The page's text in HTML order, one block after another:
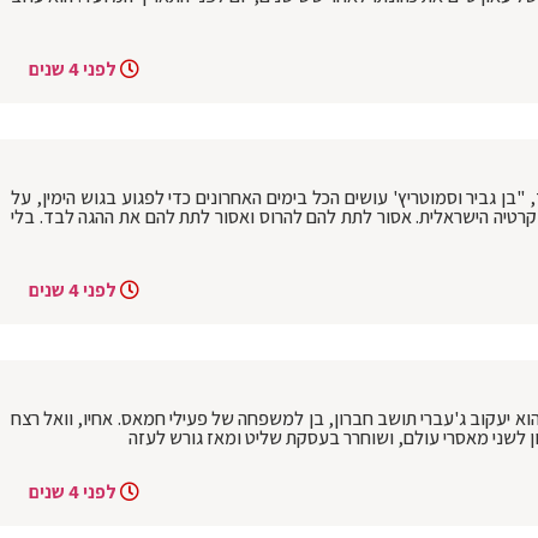
לפני 4 שנים
שקד, "בן גביר וסמוטריץ' עושים הכל בימים האחרונים כדי לפגוע בגוש הימין, על
הישראלית. אסור לתת להם להרוס ואסור לתת להם את ההגה לבד. בלי
לפני 4 שנים
יעקוב ג'עברי תושב חברון, בן למשפחה של פעילי חמאס. אחיו, וואל רצח
לשני מאסרי עולם, ושוחרר בעסקת שליט ומאז גורש לעזה
לפני 4 שנים